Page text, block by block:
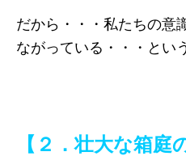
だから・・・私たちの意
ながっている・・・とい
【２．壮大な箱庭